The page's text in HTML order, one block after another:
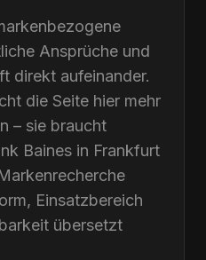
Ansprüche und
direkt aufeinander.
die Seite hier mehr
– sie braucht
Baines in Frankfurt
Einsatzbereich
übersetzt